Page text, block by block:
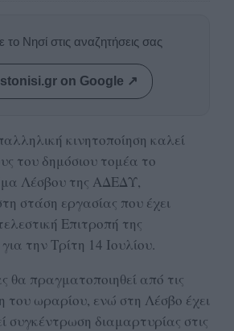
το Νησί στις αναζητήσεις σας
on Google ↗
κινητοποίηση καλεί
του δημόσιου τομέα το
Λέσβου της ΑΔΕΔΥ,
στάση εργασίας που έχει
Επιτροπή της
την Τρίτη 14 Ιουλίου.
θα πραγματοποιηθεί από τις
του ωραρίου, ενώ στη Λέσβο έχει
συγκέντρωση διαμαρτυρίας στις